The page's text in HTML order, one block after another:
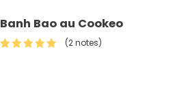
Banh Bao au Cookeo
(2 notes)